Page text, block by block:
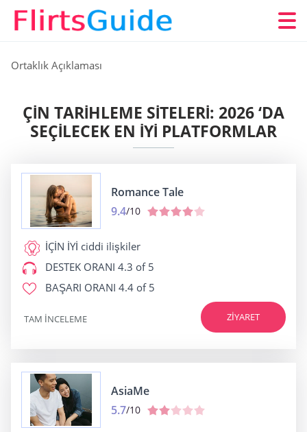
Ortaklık Açıklaması
ÇIN TARIHLEME SITELERI: 2026 ‘DA
SEÇILECEK EN IYI PLATFORMLAR
Romance Tale
9.4/10
İÇİN İYİ ciddi ilişkiler
DESTEK ORANI 4.3 of 5
BAŞARI ORANI 4.4 of 5
ZIYARET
TAM INCELEME
AsiaMe
5.7/10